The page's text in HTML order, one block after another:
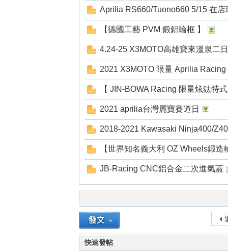
Aprilia RS660/Tuono660 5/15 在店
【德國工藝 PVM 鍛鋁輪框 】
4.24-25 X3MOTO高雄寶來溫泉二
2021 X3MOTO 限量 Aprilia Racing
【 JIN-BOWA Racing 限量炫鈦特
2021 aprilia台灣麗寶賽道日
2018-2021 Kawasaki Ninja400/
【世界知名義大利 OZ Wheels鍛造
JB-Racing CNC鋁合金二次進氣蓋
快速發帖